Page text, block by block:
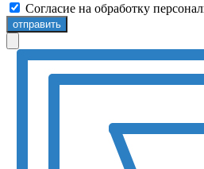
Согласие на обработку
отправить